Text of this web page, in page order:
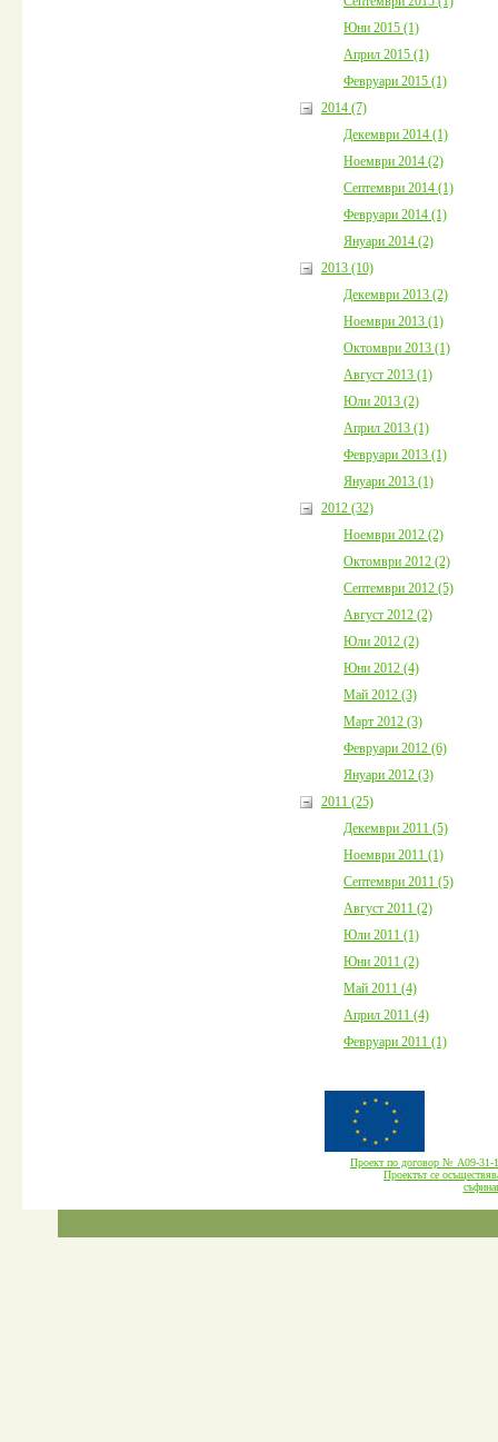
Юни 2015 (1)
Април 2015 (1)
Февруари 2015 (1)
2014 (7)
Декември 2014 (1)
Ноември 2014 (2)
Септември 2014 (1)
Февруари 2014 (1)
Януари 2014 (2)
2013 (10)
Декември 2013 (2)
Ноември 2013 (1)
Октомври 2013 (1)
Август 2013 (1)
Юли 2013 (2)
Април 2013 (1)
Февруари 2013 (1)
Януари 2013 (1)
2012 (32)
Ноември 2012 (2)
Октомври 2012 (2)
Септември 2012 (5)
Август 2012 (2)
Юли 2012 (2)
Юни 2012 (4)
Май 2012 (3)
Март 2012 (3)
Февруари 2012 (6)
Януари 2012 (3)
2011 (25)
Декември 2011 (5)
Ноември 2011 (1)
Септември 2011 (5)
Август 2011 (2)
Юли 2011 (1)
Юни 2011 (2)
Май 2011 (4)
Април 2011 (4)
Февруари 2011 (1)
Проект по договор № А09-
Проектът се